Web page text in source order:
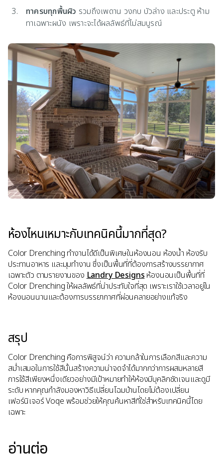
ทาครบทุกพื้นผิว รวมถึงเพดาน วงกบ บัวล่าง และประตู ห้าม
ทาเฉพาะผนัง เพราะจะได้ผลลัพธ์ที่ไม่สมบูรณ์
ห้องไหนเหมาะกับเทคนิคนี้มากที่สุด?
Color Drenching ทำงานได้ดีเป็นพิเศษในห้องนอน ห้องน้ำ ห้องรับ
ประทานอาหาร และมุมทำงาน ซึ่งเป็นพื้นที่ที่ต้องการสร้างบรรยากาศ
เฉพาะตัว ตามรายงานของ Landry Designs ห้องนอนเป็นพื้นที่ที่
Color Drenching ให้ผลลัพธ์ที่น่าประทับใจที่สุด เพราะเราใช้เวลาอยู่ใน
ห้องนอนนานและต้องการบรรยากาศที่ผ่อนคลายอย่างแท้จริง
สรุป
Color Drenching คือการพิสูจน์ว่า ความกล้าในการเลือกสีและความ
สม่ำเสมอในการใช้สีนั้นสร้างความน่าจดจำได้มากกว่าการผสมหลายสี
การใช้สีเพียงหนึ่งเดียวอย่างมีเป้าหมายทำให้ห้องมีบุคลิกชัดเจนและดูมี
ระดับ หากคุณกำลังมองหาวิธีเปลี่ยนโฉมบ้านโดยไม่ต้องเปลี่ยน
เฟอร์นิเจอร์ Voqe พร้อมช่วยให้คุณค้นหาสีที่ใช่สำหรับเทคนิคนี้โดย
เฉพาะ
อ่านต่อ